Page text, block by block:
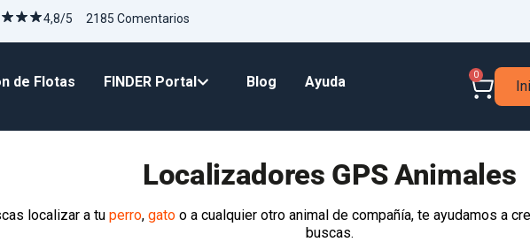
4,8/5 2185 Comentarios
de Flotas FINDER Portal Blog Ayuda 0
Localizadores GPS Animales
localizar a tuperro,gato o a cualquier otro animal de compañía, te ayudamos a
buscas.